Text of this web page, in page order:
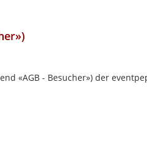
«AGB - Besucher») der